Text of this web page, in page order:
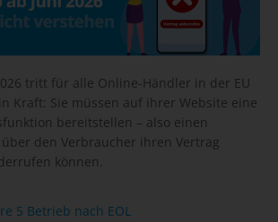
tritt für alle Online-Händler in der EU
Kraft: Sie müssen auf ihrer Website eine
bereitstellen – also einen
den Verbraucher ihren Vertrag
können.
5 Betrieb nach EOL